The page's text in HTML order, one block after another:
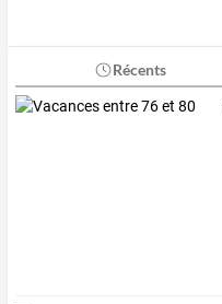
Récents